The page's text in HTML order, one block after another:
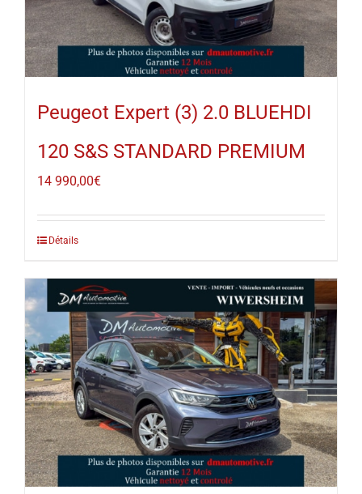
Peugeot Expert (3) 2.0 BLUEHDI
120 S&S STANDARD PREMIUM
14 990,00€
Détails